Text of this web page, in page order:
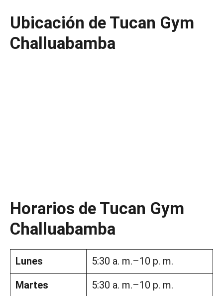
Ubicación de Tucan Gym
Challuabamba
Horarios de Tucan Gym
Challuabamba
Lunes
5:30 a. m.–10 p. m.
Martes
5:30 a. m.–10 p. m.